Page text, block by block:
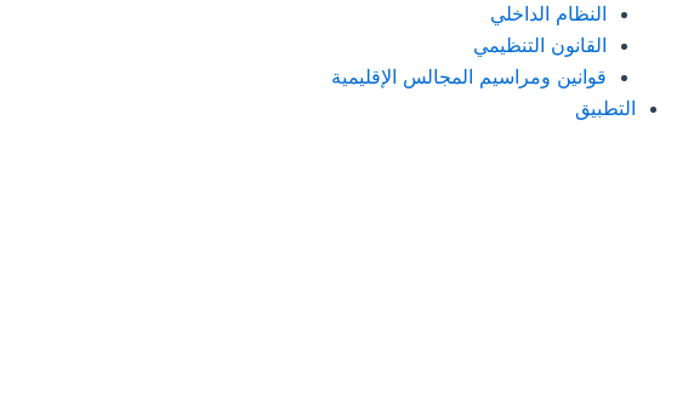
النظام الداخلي
القانون التنظيمي
قوانين ومراسيم المجالس الإقليمية
التطبيق